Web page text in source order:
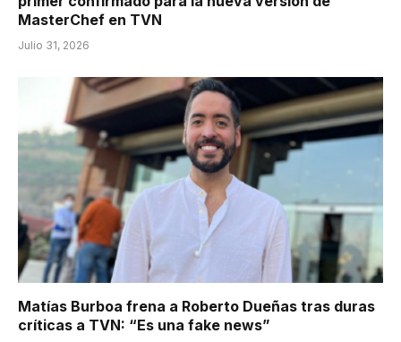
MasterChef en TVN
Julio 31, 2026
Matías Burboa frena a Roberto Dueñas tras duras
críticas a TVN: “Es una fake news”